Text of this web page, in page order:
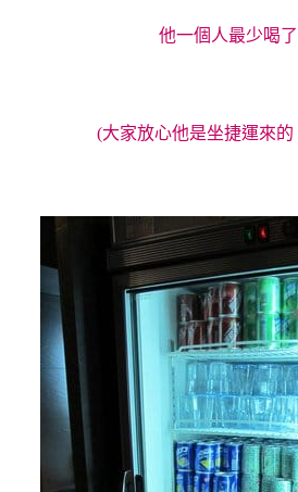
他一個人最少喝
(大家放心他是坐捷運來